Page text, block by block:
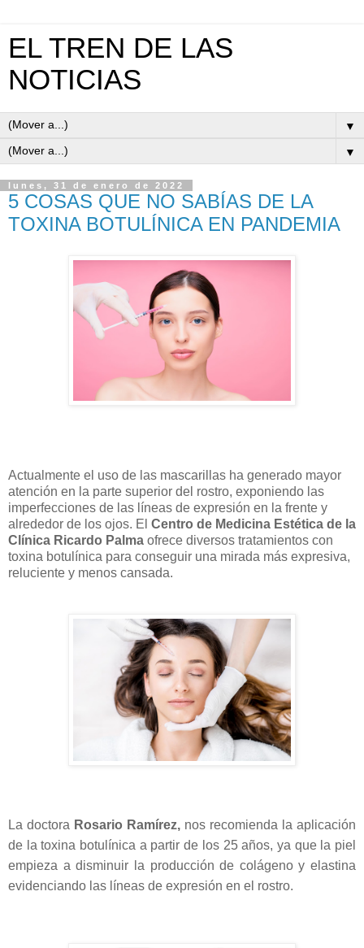
EL TREN DE LAS
NOTICIAS
▼
▼
lunes, 31 de enero de 2022
5 COSAS QUE NO SABÍAS DE LA
TOXINA BOTULÍNICA EN PANDEMIA
Actualmente el uso de las mascarillas ha generado mayor
atención en la parte superior del rostro, exponiendo las
imperfecciones de las líneas de expresión en la frente y
alrededor de los ojos. El Centro de Medicina Estética de la
Clínica Ricardo Palma ofrece diversos tratamientos con
toxina botulínica para conseguir una mirada más expresiva,
reluciente y menos cansada.
La doctora Rosario Ramírez, nos recomienda la aplicación
de la toxina botulínica a partir de los 25 años, ya que la piel
empieza a disminuir la producción de colágeno y elastina
evidenciando las líneas de expresión en el rostro.